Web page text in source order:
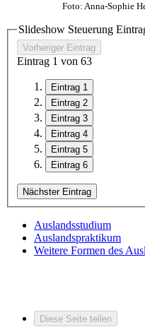
Foto: Anna-Sophie
Slideshow Steuerung
Vorheriger Eintrag
Eintrag 1 von 63
Eintrag 1
Eintrag 2
Eintrag 3
Eintrag 4
Eintrag 5
Eintrag 6
Nächster Eintrag
Auslandsstudium
Auslandspraktikum
Weitere Formen des
Diese Seite teilen